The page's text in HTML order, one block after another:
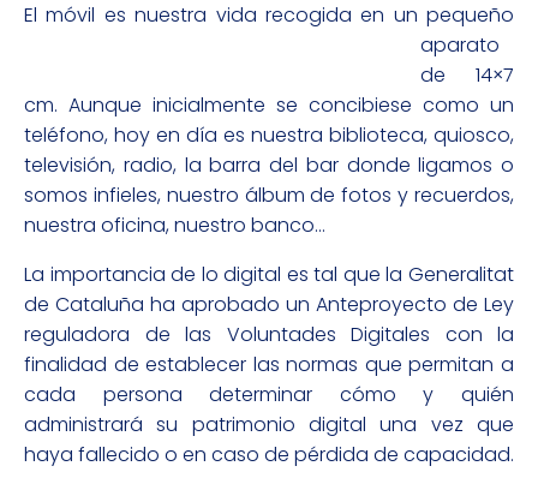
El móvil es nuestra vida recogida en un pequeño
aparato
de 14×7
cm. Aunque inicialmente se concibiese como un
teléfono, hoy en día es nuestra biblioteca, quiosco,
televisión, radio, la barra del bar donde ligamos o
somos infieles, nuestro álbum de fotos y recuerdos,
nuestra oficina, nuestro banco…
La importancia de lo digital es tal que la Generalitat
de Cataluña ha aprobado un Anteproyecto de Ley
reguladora de las Voluntades Digitales con la
finalidad de establecer las normas que permitan a
cada persona determinar cómo y quién
administrará su patrimonio digital una vez que
haya fallecido o en caso de pérdida de capacidad.